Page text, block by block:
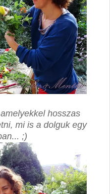
hosszas
mi is a dolguk egy
;)